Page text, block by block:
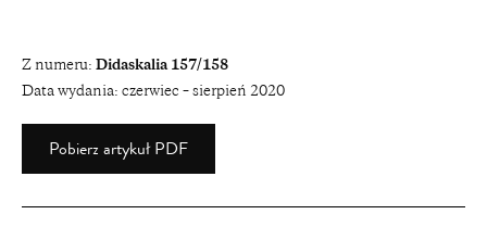
Z numeru: Didaskalia 157/158
Data wydania: czerwiec – sierpień 2020
Pobierz artykuł PDF